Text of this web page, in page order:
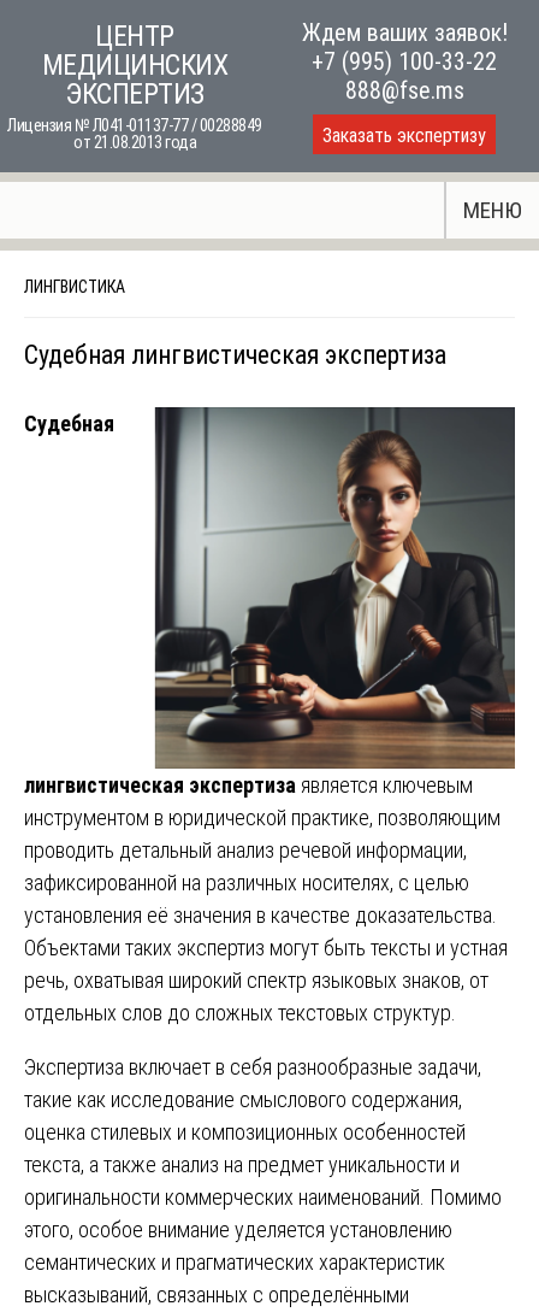
content
ЦЕНТР
МЕДИЦИНСКИХ
ЭКСПЕРТИЗ
Лицензия № Л041-01137-77 / 00288849
от 21.08.2013 года
Ждем ваших заявок!
+7 (995) 100-33-22
888@fse.ms
Заказать экспертизу
МЕНЮ
ЛИНГВИСТИКА
Судебная лингвистическая экспертиза
Судебная
лингвистическая экспертиза является ключевым
инструментом в юридической практике, позволяющим
проводить детальный анализ речевой информации,
зафиксированной на различных носителях, с целью
установления её значения в качестве доказательства.
Объектами таких экспертиз могут быть тексты и устная
речь, охватывая широкий спектр языковых знаков, от
отдельных слов до сложных текстовых структур.
Экспертиза включает в себя разнообразные задачи,
такие как исследование смыслового содержания,
оценка стилевых и композиционных особенностей
текста, а также анализ на предмет уникальности и
оригинальности коммерческих наименований. Помимо
этого, особое внимание уделяется установлению
семантических и прагматических характеристик
высказываний, связанных с определёнными